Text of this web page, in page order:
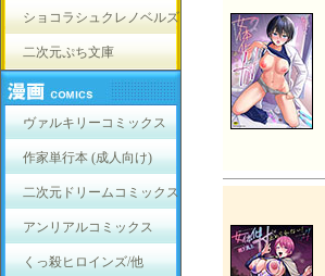
ショコラシュクレノベルズ
二次元ぷち文庫
ヴァルキリーコミックス
作家単行本 (成人向け)
二次元ドリームコミックス
アンリアルコミックス
くっ殺ヒロインズ/他